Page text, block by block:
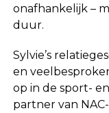
onafhankelijk –
duur.
Sylvie’s
en
op in de sport-
partner van